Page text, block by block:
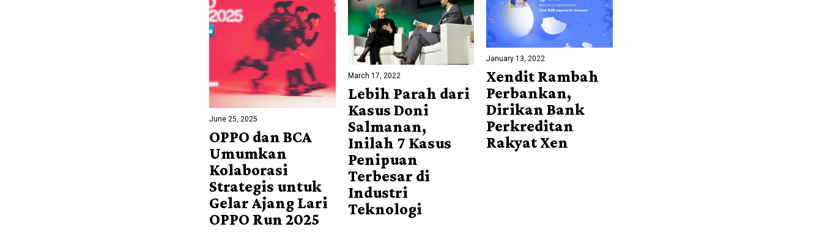
June 25, 2025
OPPO dan BCA
Umumkan
Kolaborasi
Strategis untuk
Gelar Ajang Lari
OPPO Run 2025
March 17, 2022
Lebih Parah dari
Kasus Doni
Salmanan,
Inilah 7 Kasus
Penipuan
Terbesar di
Industri
Teknologi
January 13, 2022
Xendit Rambah
Perbankan,
Dirikan Bank
Perkreditan
Rakyat Xen